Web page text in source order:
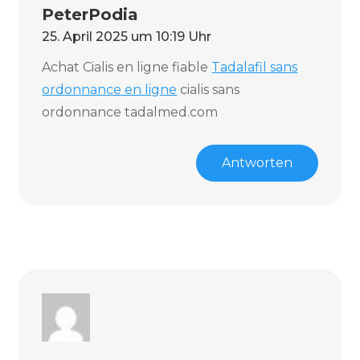
PeterPodia
25. April 2025 um 10:19 Uhr
Achat Cialis en ligne fiable Tadalafil sans
ordonnance en ligne cialis sans
ordonnance tadalmed.com
Antworten